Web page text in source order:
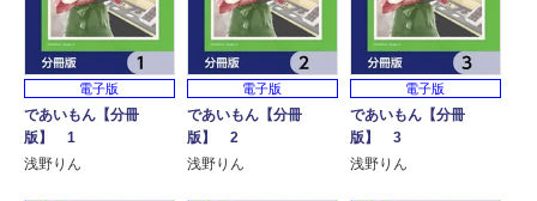
電子版
であいもん【分冊
版】 1
浅野りん
電子版
であいもん【分冊
版】 2
浅野りん
電子版
であいもん【分冊
版】 3
浅野りん